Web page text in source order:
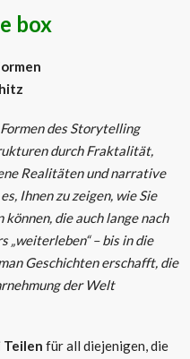
box
des Storytelling
durch Fraktalität,
Realitäten und narrative
Ihnen zu zeigen, wie Sie
die auch lange nach
„weiterleben“ – bis in die
Geschichten erschafft, die
der Welt
Teilen für all diejenigen, die